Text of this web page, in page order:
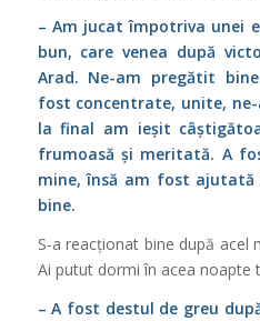
– Am jucat împotriva unei
bun, care venea după
Arad. Ne-am pregătit
fost concentrate, unite,
la final am ieșit
frumoasă și meritată. A
mine, însă am fost ajutată
bine.
S-a reacționat bine după acel
Ai putut dormi în acea noapte
– A fost destul de greu